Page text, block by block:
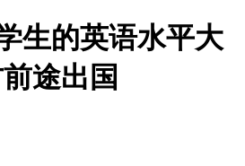
生的英语水平大
途出国